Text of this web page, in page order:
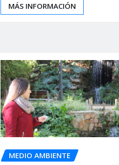
MÁS INFORMACIÓN
MEDIO AMBIENTE